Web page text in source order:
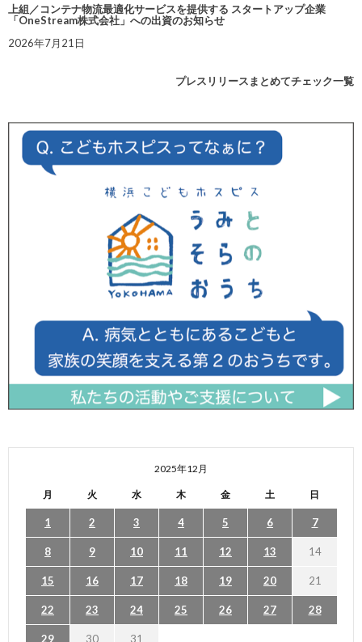
上組／コンテナ物流最適化サービスを提供する スタートアップ企業
「OneStream株式会社」への出資のお知らせ
2026年7月21日
プレスリリースまとめてチェック一覧
2025年12月
月 火 水 木 金 土 日
1 2 3 4 5 6 7
8 9 10 11 12 13 14
15 16 17 18 19 20 21
22 23 24 25 26 27 28
29 30
31